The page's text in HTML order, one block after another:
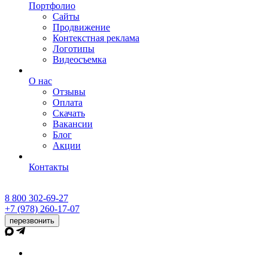
Портфолио
Сайты
Продвижение
Контекстная реклама
Логотипы
Видеосъемка
О нас
Отзывы
Оплата
Скачать
Вакансии
Блог
Акции
Контакты
8 800 302-69-27
+7 (978) 260-17-07
перезвонить